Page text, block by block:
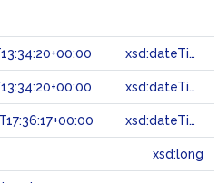
xsd:dateTime
xsd:dateTime
xsd:dateTime
xsd:long